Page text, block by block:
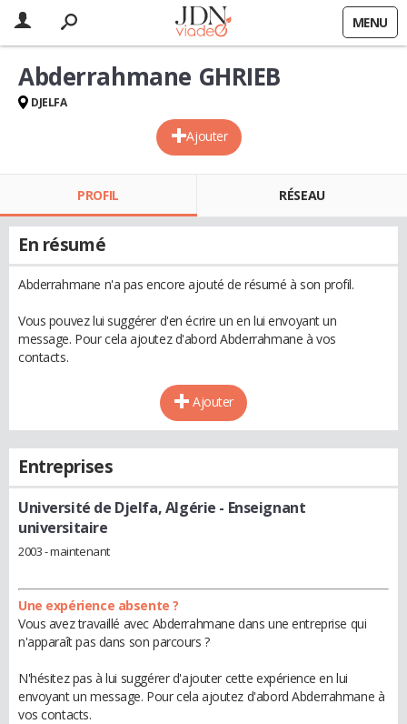
MENU
Ajouter
Abderrahmane GHRIEB
DJELFA
PROFIL RÉSEAU
En résumé
Abderrahmane n'a pas encore ajouté de résumé à son profil.
Vous pouvez lui suggérer d'en écrire un en lui envoyant un
message. Pour cela ajoutez d'abord Abderrahmane à vos
contacts.
Ajouter
Entreprises
Université de Djelfa, Algérie - Enseignant
universitaire
2003 - maintenant
Une expérience absente ?
Vous avez travaillé avec Abderrahmane dans une entreprise qui
n'apparaît pas dans son parcours ?
N'hésitez pas à lui suggérer d'ajouter cette expérience en lui
envoyant un message. Pour cela ajoutez d'abord Abderrahmane à
vos contacts.